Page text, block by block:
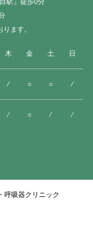
ます。
木 金 土 日
⁄ ○ ○ ⁄
⁄ ○ ⁄ ⁄
呼吸器クリニック